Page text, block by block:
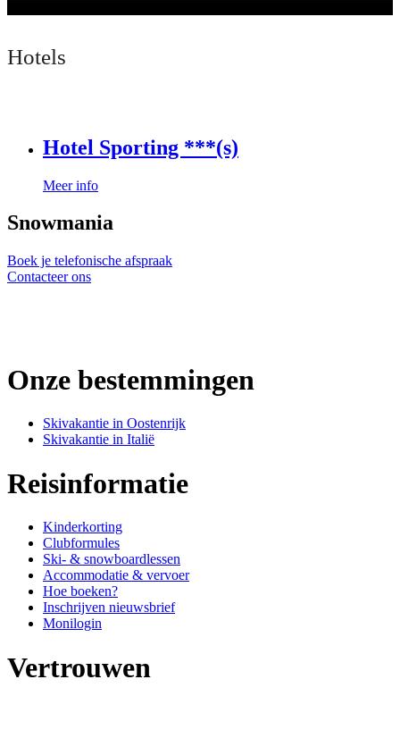
Hotels
Hotel Sporting ***(s)
Meer info
Snowmania
Boek je telefonische afspraak
Contacteer ons
Onze bestemmingen
Skivakantie in Oostenrijk
Skivakantie in Italië
Reisinformatie
Kinderkorting
Clubformules
Ski- & snowboardlessen
Accommodatie & vervoer
Hoe boeken?
Inschrijven nieuwsbrief
Monilogin
Vertrouwen